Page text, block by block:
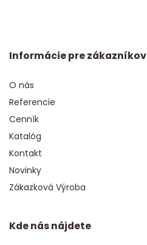
Informácie pre zákazníkov
O nás
Referencie
Cenník
Katalóg
Kontakt
Novinky
Zákazková Výroba
Kde nás nájdete